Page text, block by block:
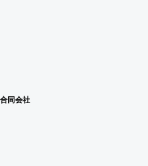
同会社